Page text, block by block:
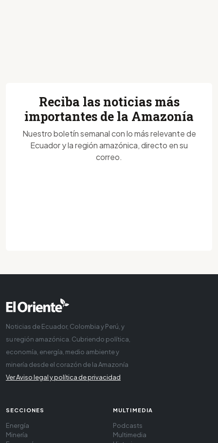
Reciba las noticias más
importantes de la Amazonía
Nuestro boletín semanal con lo más relevante de
Ecuador y la región amazónica, directo en su
correo.
Noticias de Ecuador, Colombia y Perú, y
su región amazónica. Cubriendo política,
economía, energía, medio ambiente y
minería desde el corazón de la Amazonía
Ver Aviso legal y política de privacidad
SECCIONES
Energía
Minería
MULTIMEDIA
Podcasts
Multimedia